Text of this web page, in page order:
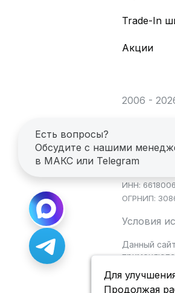
Trade-In
Акции
2006 -
ИП
ИНН:
ОГРНИП:
Условия
Данный
Есть вопросы?
Обсудите с нашими
в МАКС или Telegram
Для
Продолжая